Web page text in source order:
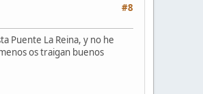
#8
Puente La Reina, y no he
os traigan buenos